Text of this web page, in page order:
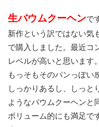
生バウムクーヘンで
新作という訳ではない気
で購入しました。最近コ
レベルが高いと思います
もっそもそのパンっぽい
しっかりあるし、しっと
ようなバウムクーヘンと
ボリューム的にも満足で